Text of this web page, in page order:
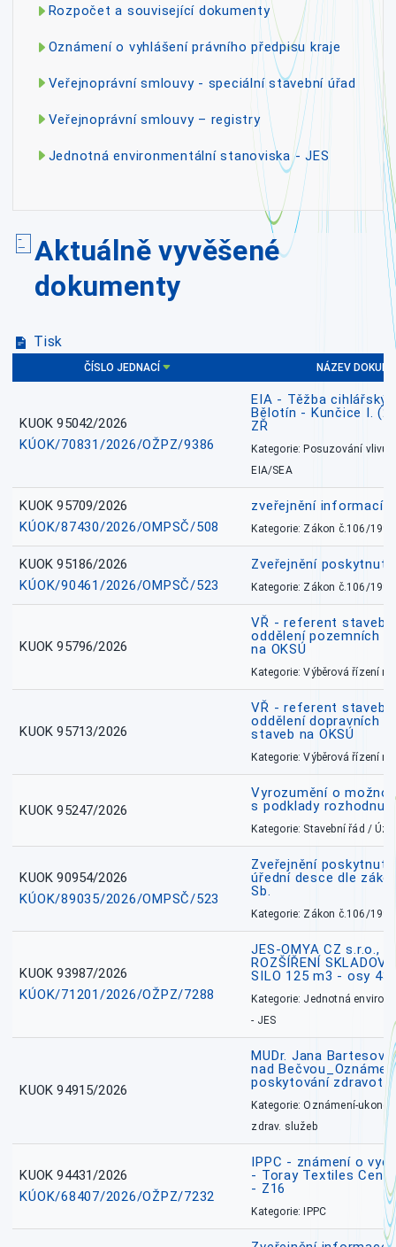
Rozpočet a související dokumenty
Oznámení o vyhlášení právního předpisu kraje
Veřejnoprávní smlouvy - speciální stavební úřad
Veřejnoprávní smlouvy – registry
Jednotná environmentální stanoviska - JES
Aktuálně vyvěšené
dokumenty
Tisk
ČÍSLO JEDNACÍ NÁZEV
KUOK 95042/2026
KÚOK/70831/2026/OŽPZ/9386
EIA - Těžba
Bělotín - Kunčice I.
ZŘ
Kategorie: Posuzování vlivů
EIA/SEA
KUOK 95709/2026
KÚOK/87430/2026/OMPSČ/508
zveřejnění informací
Kategorie: Zákon č.106/1999
KUOK 95186/2026
KÚOK/90461/2026/OMPSČ/523
Zveřejnění
Kategorie: Zákon č.106/1999
KUOK 95796/2026
VŘ - referent
oddělení pozemních
na OKSÚ
Kategorie: Výběrová řízení
KUOK 95713/2026
VŘ - referent
oddělení dopravních
staveb na OKSÚ
Kategorie: Výběrová řízení
KUOK 95247/2026
Vyrozumění o
s podklady rozhodnutí
Kategorie: Stavební řád /
KUOK 90954/2026
KÚOK/89035/2026/OMPSČ/523
Zveřejnění
úřední desce dle
Sb.
Kategorie: Zákon č.106/1999
KUOK 93987/2026
KÚOK/71201/2026/OŽPZ/7288
JES-OMYA CZ s.r.o.,
ROZŠÍŘENÍ
SILO 125 m3 - osy
Kategorie: Jednotná
- JES
KUOK 94915/2026
MUDr. Jana
nad
poskytování
Kategorie: Oznámení-
zdrav. služeb
KUOK 94431/2026
KÚOK/68407/2026/OŽPZ/7232
IPPC - známení o
- Toray Textiles
- Z16
Kategorie: IPPC